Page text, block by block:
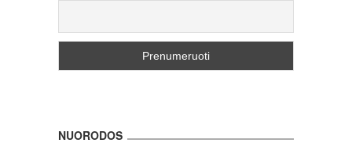
NUORODOS